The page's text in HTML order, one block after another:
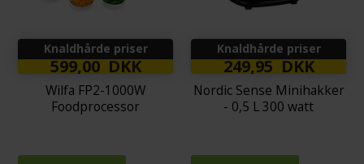
Knaldhårde priser
599,00 DKK
Wilfa FP2-1000W
Foodprocessor
Knaldhårde priser
249,95 DKK
Nordic Sense Minihakker
- 0,5 L 300 watt